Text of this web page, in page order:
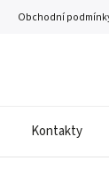
Obchodní
Kontakty